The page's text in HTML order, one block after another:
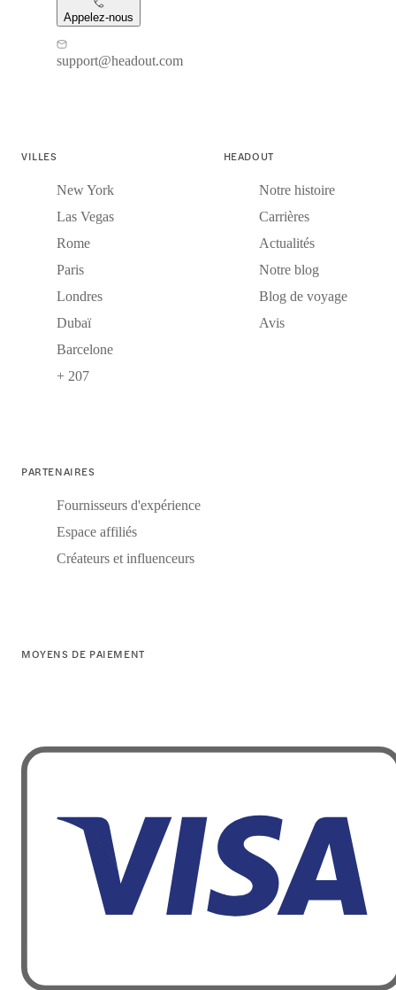
Appelez-nous
support@headout.com
VILLES
New York
Las Vegas
Rome
Paris
Londres
Dubaï
Barcelone
+ 207
HEADOUT
Notre histoire
Carrières
Actualités
Notre blog
Blog de voyage
Avis
PARTENAIRES
Fournisseurs d'expérience
Espace affiliés
Créateurs et influenceurs
MOYENS DE PAIEMENT